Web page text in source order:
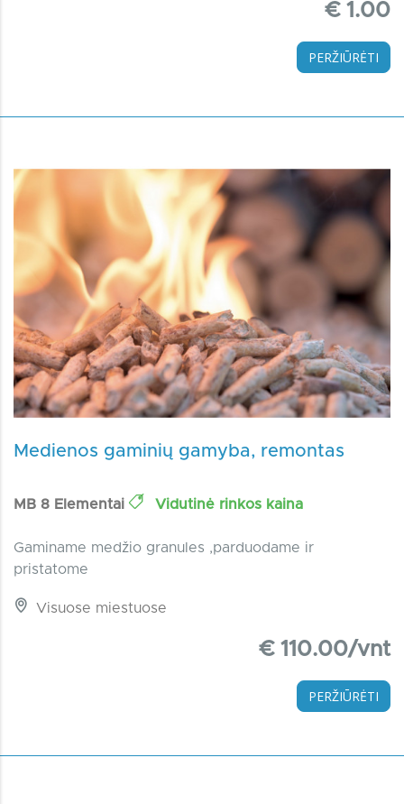
€ 1.00
PERŽIŪRĖTI
Medienos gaminių gamyba, remontas
MB 8 Elementai Vidutinė rinkos kaina
Gaminame medžio granules ,parduodame ir
pristatome
Visuose miestuose
€ 110.00/vnt
PERŽIŪRĖTI